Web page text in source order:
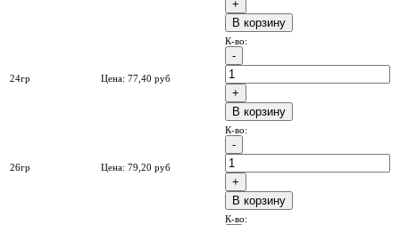
B корзину
24гр Цена: 77,40 руб
К-во:
B корзину
26гр Цена: 79,20 руб
К-во:
B корзину
К-во: